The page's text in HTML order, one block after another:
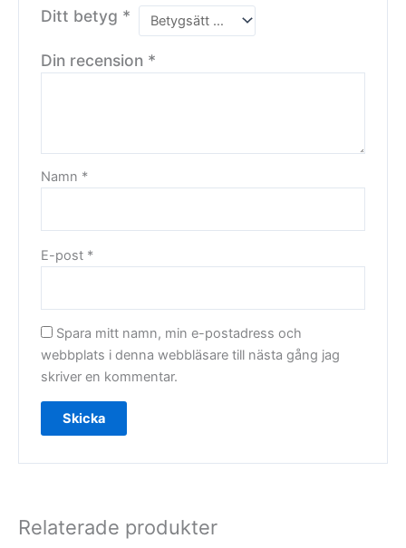
Ditt betyg *
Din recension *
Namn *
E-post *
Spara mitt namn, min e-postadress och
webbplats i denna webbläsare till nästa gång jag
skriver en kommentar.
Relaterade produkter